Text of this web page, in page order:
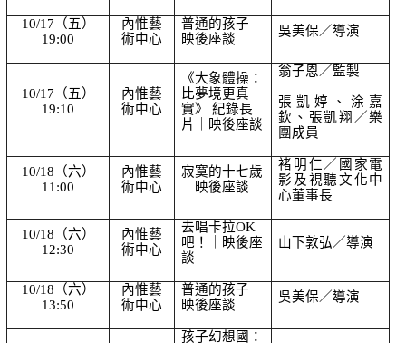
10/17（五）
19:00
內惟藝
術中心
普通的孩子｜
映後座談
吳美保／導演
10/17（五）
19:10
內惟藝
術中心
《大象體操：
比夢境更真
實》 紀錄長
片｜映後座談
翁子恩／監製
張凱婷、涂嘉
欽、張凱翔／樂
團成員
10/18（六）
11:00
內惟藝
術中心
寂寞的十七歲
｜映後座談
褚明仁／國家電
影及視聽文化中
心董事長
10/18（六）
12:30
內惟藝
術中心
去唱卡拉OK
吧！｜映後座
談
山下敦弘／導演
10/18（六）
13:50
內惟藝
術中心
普通的孩子｜
映後座談
吳美保／導演
孩子幻想國：